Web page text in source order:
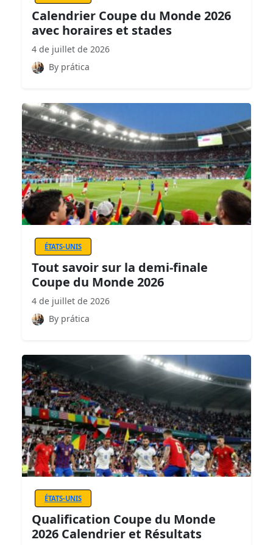
Calendrier Coupe du Monde 2026
avec horaires et stades
4 de juillet de 2026
By prática
ÉTATS-UNIS
Tout savoir sur la demi-finale
Coupe du Monde 2026
4 de juillet de 2026
By prática
ÉTATS-UNIS
Qualification Coupe du Monde
2026 Calendrier et Résultats